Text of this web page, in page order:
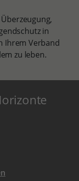
in
Ihrem Verband
zu leben.